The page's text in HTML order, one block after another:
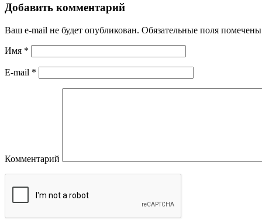
Добавить комментарий
Ваш e-mail не будет опубликован. Обязательные поля помечены
Имя *
E-mail *
Комментарий